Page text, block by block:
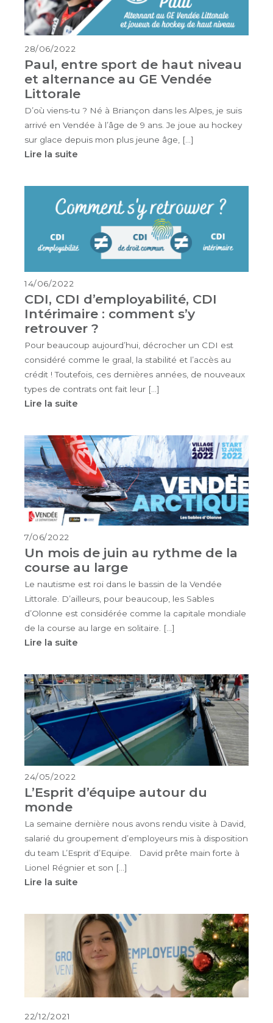
28/06/2022
Paul, entre sport de haut niveau
et alternance au GE Vendée
Littorale
D’où viens-tu ? Né à Briançon dans les Alpes, je suis
arrivé en Vendée à l’âge de 9 ans. Je joue au hockey
sur glace depuis mon plus jeune âge, […]
Lire la suite
14/06/2022
CDI, CDI d’employabilité, CDI
Intérimaire : comment s’y
retrouver ?
Pour beaucoup aujourd’hui, décrocher un CDI est
considéré comme le graal, la stabilité et l’accès au
crédit ! Toutefois, ces dernières années, de nouveaux
types de contrats ont fait leur […]
Lire la suite
7/06/2022
Un mois de juin au rythme de la
course au large
Le nautisme est roi dans le bassin de la Vendée
Littorale. D’ailleurs, pour beaucoup, les Sables
d’Olonne est considérée comme la capitale mondiale
de la course au large en solitaire. […]
Lire la suite
24/05/2022
L’Esprit d’équipe autour du
monde
La semaine dernière nous avons rendu visite à David,
salarié du groupement d’employeurs mis à disposition
du team L’Esprit d’Equipe. David prête main forte à
Lionel Régnier et son […]
Lire la suite
22/12/2021